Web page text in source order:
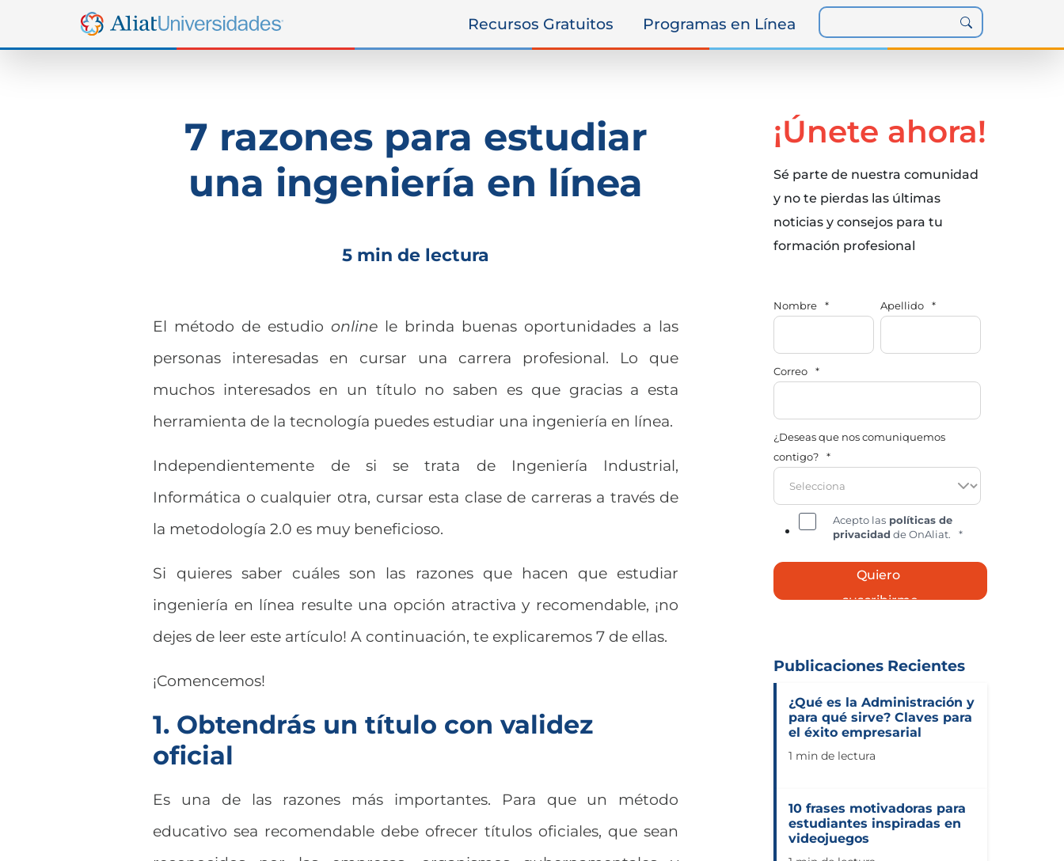
Recursos Gratuitos Programas en Línea
7 razones para estudiar
una ingeniería en línea
5 min de lectura
El método de estudioonline le brinda buenas oportunidades a las
personas interesadas en cursar una carrera profesional. Lo que
muchos interesados en un título no saben es que gracias a esta
herramienta de la tecnología puedes estudiar una ingeniería en línea.
Independientemente de si se trata de Ingeniería Industrial,
Informática o cualquier otra, cursar esta clase de carreras a través de
la metodología 2.0 es muy beneficioso.
Si quieres saber cuáles son las razones que hacen que estudiar
ingeniería en línea resulte una opción atractiva y recomendable, ¡no
dejes de leer este artículo! A continuación, te explicaremos 7 de ellas.
¡Comencemos!
1. Obtendrás un título con validez
oficial
Es una de las razones más importantes. Para que un método
educativo sea recomendable debe ofrecer títulos oficiales, que sean
¡Únete ahora!
Sé parte de nuestra comunidad
y no te pierdas las últimas
noticias y consejos para tu
formación profesional
Nombre * Apellido *
Correo *
¿Deseas que nos comuniquemos
contigo?
*
Acepto las políticas de
privacidad de OnAliat. *
Publicaciones Recientes
¿Qué es la Administración y
para qué sirve? Claves para
el éxito empresarial
1 min de lectura
10 frases motivadoras para
estudiantes inspiradas en
videojuegos